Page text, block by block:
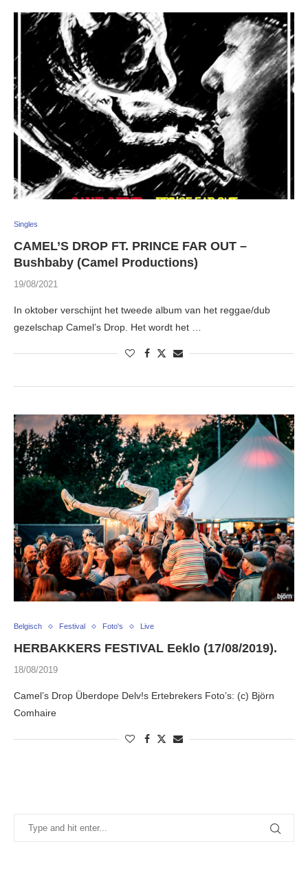
Singles
CAMEL’S DROP FT. PRINCE FAR OUT –
Bushbaby (Camel Productions)
19/08/2021
In oktober verschijnt het tweede album van het reggae/dub
gezelschap Camel’s Drop. Het wordt het …
Belgisch Festival Foto's Live
HERBAKKERS FESTIVAL Eeklo (17/08/2019).
18/08/2019
Camel’s Drop Überdope Delv!s Ertebrekers Foto’s: (c) Björn
Comhaire